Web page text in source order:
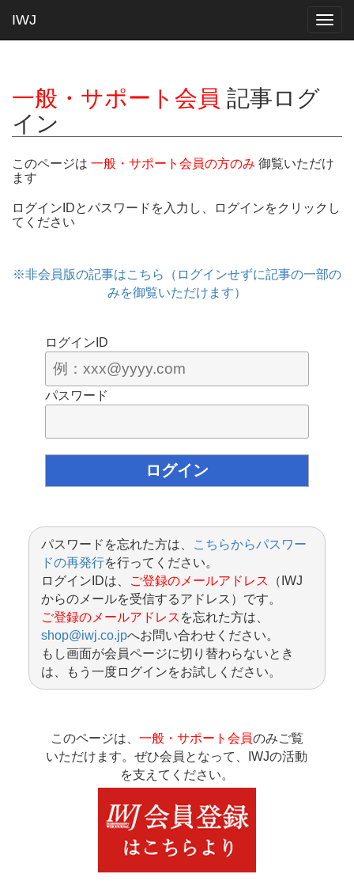
IWJ
一般・サポート会員 記事ログ
イン
このページは 一般・サポート会員の方のみ 御覧いただけ
ます
ログインIDとパスワードを入力し、ログインをクリックし
てください
※非会員版の記事はこちら（ログインせずに記事の一部の
みを御覧いただけます）
ログインID
パスワード
パスワードを忘れた方は、
こちらからパスワー
ドの再発行を行ってください。
ログインIDは、
ご登録のメールアドレス
（IWJ
からのメールを受信するアドレス）です。
ご登録のメールアドレス を忘れた方は、
shop@iwj.co.jpへお問い合わせください。
もし画面が会員ページに切り替わらないとき
は、もう一度ログインをお試しください。
このページは、 一般・サポート会員のみご覧
いただけます。ぜひ会員となって、IWJの活動
を支えてください。